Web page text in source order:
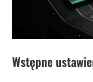
Wstępne